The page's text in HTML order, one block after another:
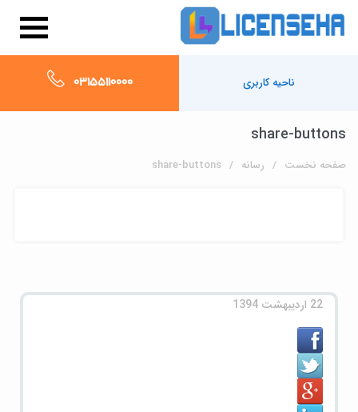
ناحیه کاربری 03155110000
share-buttons
صفحه نخست رسانه share-buttons
22 اردیبهشت 1394